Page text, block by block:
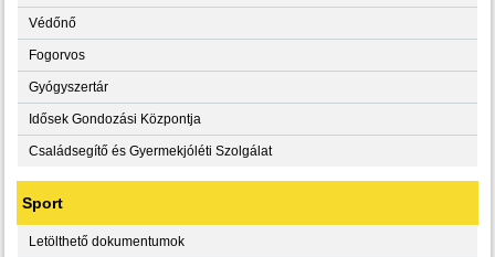
Védőnő
Fogorvos
Gyógyszertár
Idősek Gondozási Központja
Családsegítő és Gyermekjóléti Szolgálat
Sport
Letölthető dokumentumok